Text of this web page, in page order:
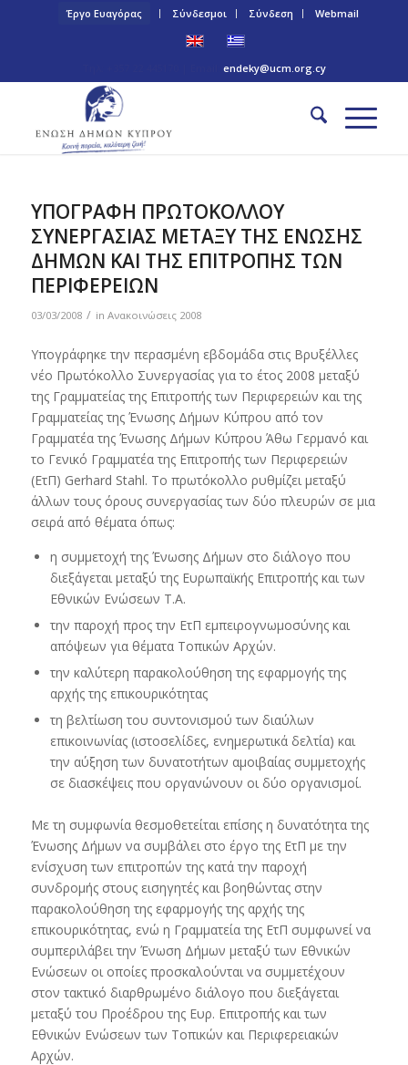
Έργο Ευαγόρας Σύνδεσμοι Σύνδεση Webmail
endeky@ucm.org.cy
ΥΠΟΓΡΑΦΗ ΠΡΩΤΟΚΟΛΛΟΥ
ΣΥΝΕΡΓΑΣΙΑΣ ΜΕΤΑΞΥ ΤΗΣ ΕΝΩΣΗΣ
ΔΗΜΩΝ ΚΑΙ ΤΗΣ ΕΠΙΤΡΟΠΗΣ ΤΩΝ
ΠΕΡΙΦΕΡΕΙΩΝ
03/03/2008 / in Ανακοινώσεις 2008
Υπογράφηκε την περασμένη εβδομάδα στις Βρυξέλλες
νέο Πρωτόκολλο Συνεργασίας για το έτος 2008 μεταξύ
της Γραμματείας της Επιτροπής των Περιφερειών και της
Γραμματείας της Ένωσης Δήμων Κύπρου από τον
Γραμματέα της Ένωσης Δήμων Κύπρου Άθω Γερμανό και
το Γενικό Γραμματέα της Επιτροπής των Περιφερειών
(ΕτΠ) Gerhard Stahl. Το πρωτόκολλο ρυθμίζει μεταξύ
άλλων τους όρους συνεργασίας των δύο πλευρών σε μια
σειρά από θέματα όπως:
η συμμετοχή της Ένωσης Δήμων στο διάλογο που
διεξάγεται μεταξύ της Ευρωπαϊκής Επιτροπής και των
Εθνικών Ενώσεων Τ.Α.
την παροχή προς την ΕτΠ εμπειρογνωμοσύνης και
απόψεων για θέματα Τοπικών Αρχών.
την καλύτερη παρακολούθηση της εφαρμογής της
αρχής της επικουρικότητας
τη βελτίωση του συντονισμού των διαύλων
επικοινωνίας (ιστοσελίδες, ενημερωτικά δελτία) και
την αύξηση των δυνατοτήτων αμοιβαίας συμμετοχής
σε διασκέψεις που οργανώνουν οι δύο οργανισμοί.
Με τη συμφωνία θεσμοθετείται επίσης η δυνατότητα της
Ένωσης Δήμων να συμβάλει στο έργο της ΕτΠ με την
ενίσχυση των επιτροπών της κατά την παροχή
συνδρομής στους εισηγητές και βοηθώντας στην
παρακολούθηση της εφαρμογής της αρχής της
επικουρικότητας, ενώ η Γραμματεία της ΕτΠ συμφωνεί να
συμπεριλάβει την Ένωση Δήμων μεταξύ των Εθνικών
Ενώσεων οι οποίες προσκαλούνται να συμμετέχουν
στον τακτικό διαρθρωμένο διάλογο που διεξάγεται
μεταξύ του Προέδρου της Ευρ. Επιτροπής και των
Εθνικών Ενώσεων των Τοπικών και Περιφερειακών
Αρχών.